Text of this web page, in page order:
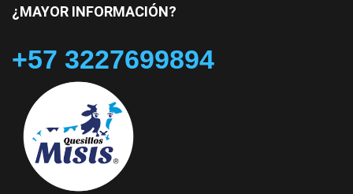
¿MAYOR INFORMACIÓN?
+57 3227699894